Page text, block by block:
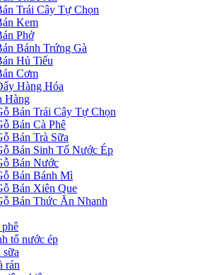
Trái Cây Tự Chọn
Kem
Phở
Bánh Trứng Gà
Hủ Tiếu
Cơm
Hàng Hóa
Hàng
Bán Trái Cây Tự Chọn
Bán Cà Phê
Bán Trà Sữa
Bán Sinh Tố Nước Ép
Bán Nước
Bán Bánh Mì
Bán Xiên Que
Bán Thức Ăn Nhanh
tố nước ép
sữa
rán